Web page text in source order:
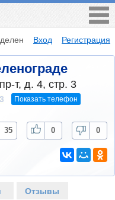
Вход Регистрация
т, д. 4, стр. 3
Показать телефон
35 0 0
Отзывы